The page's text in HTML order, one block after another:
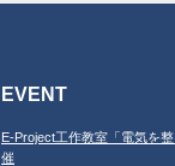
EVENT
E-Project工作教室「電気を
催